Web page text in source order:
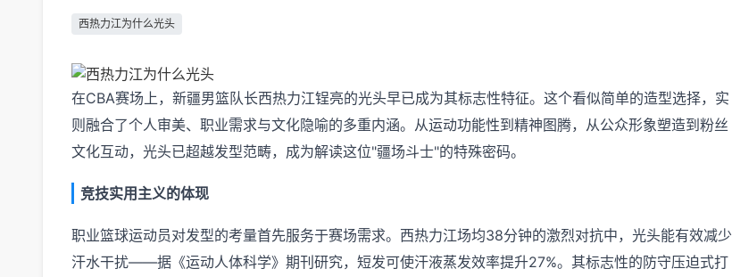
西热力江为什么光头
在CBA赛场上，新疆男篮队长西热力江锃亮的光头早已成为其标志性特征。这个看似简单的造型选择，实
则融合了个人审美、职业需求与文化隐喻的多重内涵。从运动功能性到精神图腾，从公众形象塑造到粉丝
文化互动，光头已超越发型范畴，成为解读这位"疆场斗士"的特殊密码。
竞技实用主义的体现
职业篮球运动员对发型的考量首先服务于赛场需求。西热力江场均38分钟的激烈对抗中，光头能有效减少
汗水干扰——据《运动人体科学》期刊研究，短发可使汗液蒸发效率提升27%。其标志性的防守压迫式打